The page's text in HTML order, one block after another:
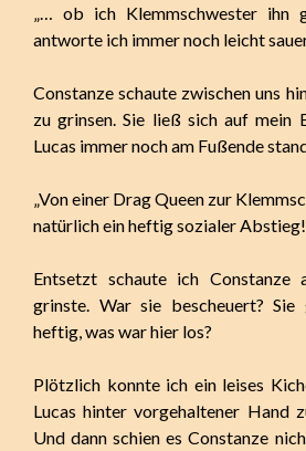
„… ob ich Klemmschwester ihn
antworte ich immer noch leicht
Constanze schaute zwischen uns
zu grinsen. Sie ließ sich auf mein
Lucas immer noch am Fußende
„Von einer Drag Queen zur
natürlich ein heftig sozialer
Entsetzt schaute ich Constanze
grinste. War sie bescheuert?
heftig, was war hier los?
Plötzlich konnte ich ein leises
Lucas hinter vorgehaltener Hand
Und dann schien es Constanze